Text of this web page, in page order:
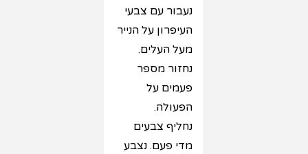
נעבור עם צבעי
העיפרון על הנייר
מעל העלים.
נחזור מספר
פעמים על
הפעולה.
נחליף צבעים
מדי פעם. נצבע